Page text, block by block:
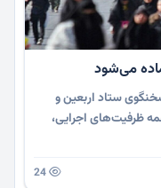
می‌شود
ستاد اربعین و
ظرفیت‌های اجرایی،